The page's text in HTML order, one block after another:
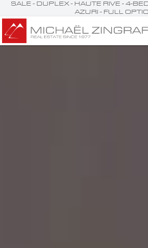
SALE - DUPLEX - HAUTE RIVE - 4-
AZURI - FULL